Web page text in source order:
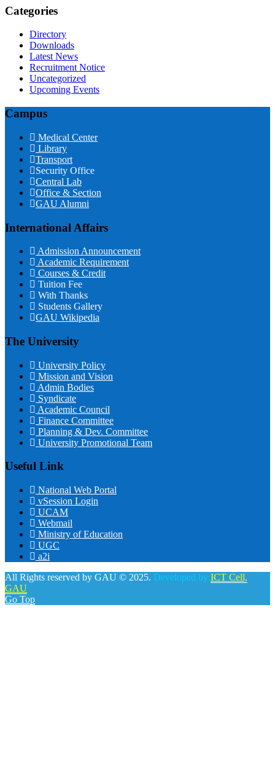
Categories
Directory
Downloads
Latest News
Recruitment Notice
Uncategorized
Upcoming Events
Campus
Medical Center
Library
Transport
Security Office
Central Lab
Office & Section
GAU Alumni
International Affairs
Admission Announcement
Academic Requirement
Courses & Credit
Tuition Fee
With Thanks
Students Gallery
GAU Wikipedia
The University
University Policy
Mission and Vision
Admin Bodies
Syndicate
Academic Council
Finance Committee
Planning & Dev. Committee
University Promotional Team
Useful Link
National Web Portal
vSession Login
UCAM
Webmail
Ministry of Education
UGC
a2i
All Rights reserved by GAU © 2025. Developed by:ICT Cell,
GAU
Go Top